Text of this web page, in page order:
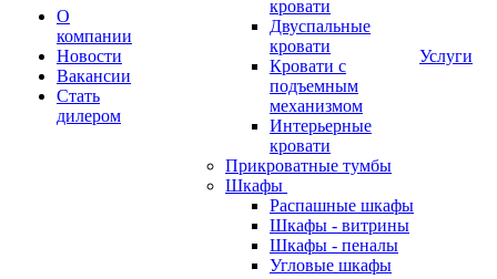
О
компании
Новости
Вакансии
Стать
дилером
кровати
Двуспальные
кровати
Кровати с
подъемным
механизмом
Интерьерные
кровати
Прикроватные тумбы
Шкафы
Распашные шкафы
Шкафы - витрины
Шкафы - пеналы
Угловые шкафы
Услуги